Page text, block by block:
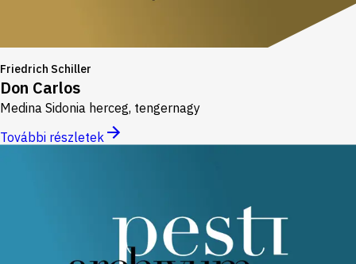
Friedrich Schiller
Don Carlos
Medina Sidonia herceg, tengernagy
További részletek